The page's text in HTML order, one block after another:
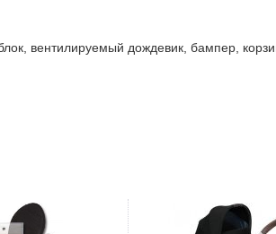
вентилируемый дождевик, бампер,